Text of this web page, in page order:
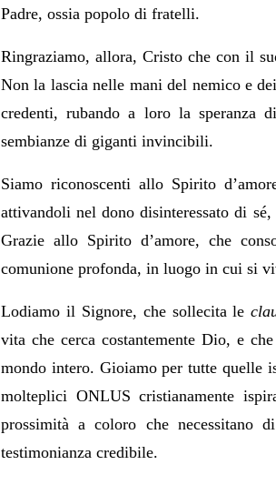
Padre, ossia popolo di fratelli.
Ringraziamo, allora, Cristo che con il
Non la lascia nelle mani del nemico e
credenti, rubando a loro la speranza
sembianze di giganti invincibili.
Siamo riconoscenti allo Spirito
attivandoli nel dono disinteressato di
Grazie allo Spirito d’amore, che
comunione profonda, in luogo in cui si
Lodiamo il Signore, che sollecita le
vita che cerca costantemente Dio, e
mondo intero. Gioiamo per tutte quelle
molteplici ONLUS cristianamente
prossimità a coloro che necessitano
testimonianza credibile.